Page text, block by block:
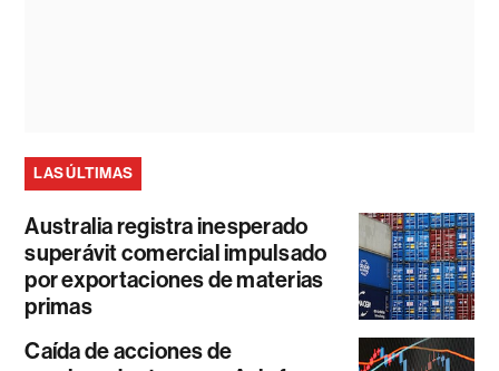
LAS ÚLTIMAS
Australia registra inesperado
superávit comercial impulsado
por exportaciones de materias
primas
Caída de acciones de